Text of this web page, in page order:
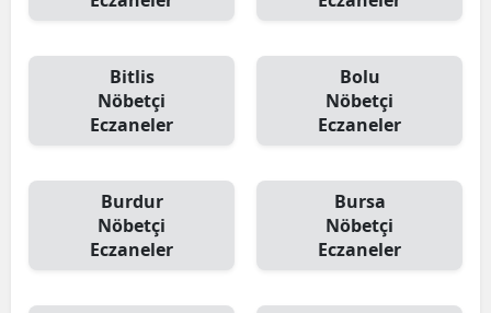
Bitlis
Nöbetçi
Eczaneler
Bolu
Nöbetçi
Eczaneler
Burdur
Nöbetçi
Eczaneler
Bursa
Nöbetçi
Eczaneler